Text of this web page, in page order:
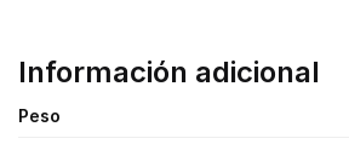
Información adicional
Peso